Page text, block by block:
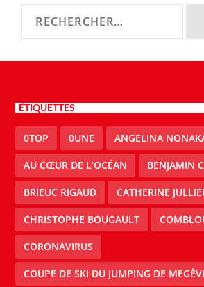
ÉTIQUETTES
0TOP 0UNE ANGELINA
AU CŒUR DE L’OCÉAN BENJAMIN
BRIEUC RIGAUD CATHERINE
CHRISTOPHE BOUGAULT
CORONAVIRUS
COUPE DE SKI DU JUMPING DE